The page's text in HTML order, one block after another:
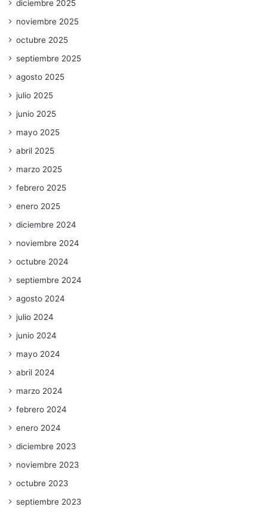
diciembre 2025
noviembre 2025
octubre 2025
septiembre 2025
agosto 2025
julio 2025
junio 2025
mayo 2025
abril 2025
marzo 2025
febrero 2025
enero 2025
diciembre 2024
noviembre 2024
octubre 2024
septiembre 2024
agosto 2024
julio 2024
junio 2024
mayo 2024
abril 2024
marzo 2024
febrero 2024
enero 2024
diciembre 2023
noviembre 2023
octubre 2023
septiembre 2023